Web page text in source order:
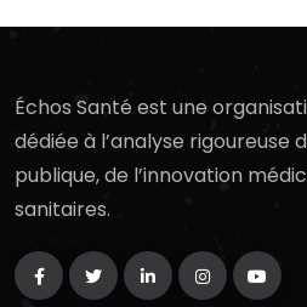
Échos Santé est une
dédiée à l’analyse rigoureuse
publique, de l’innovation
sanitaires.